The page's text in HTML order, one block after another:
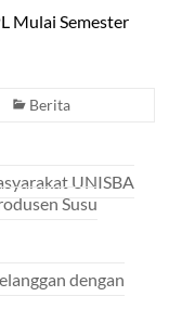
Mulai Semester
Berita
UNISBA
Susu
dengan